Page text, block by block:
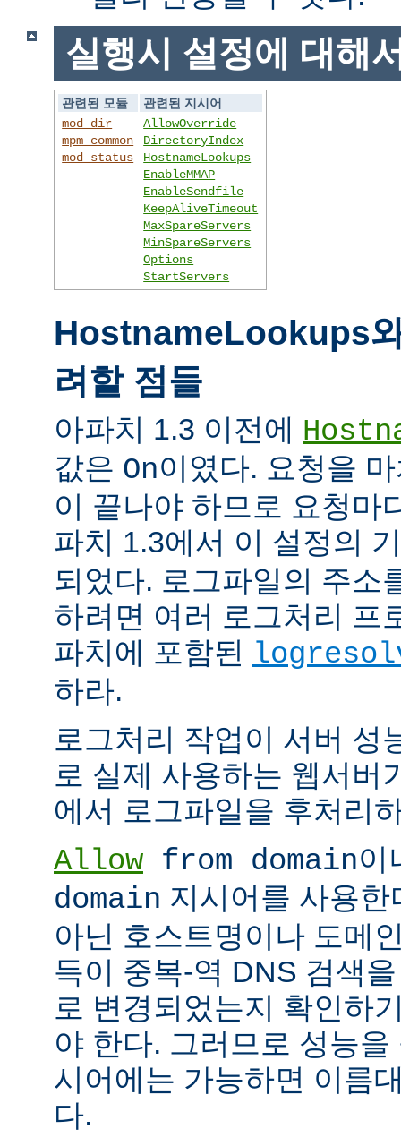
실행시 설정에 대해
관련된 모듈
관련된 지시어
mod_dir
mpm_common
mod_status
AllowOverride
DirectoryIndex
HostnameLookups
EnableMMAP
EnableSendfile
KeepAliveTimeout
MaxSpareServers
MinSpareServers
Options
StartServers
HostnameLookups
려할 점들
아파치 1.3 이전에
값은 On이였다. 요청을
이 끝나야 하므로 요청마
파치 1.3에서 이 설정의
되었다. 로그파일의 주소
하려면 여러 로그처리 프
파치에 포함된
하라.
로그처리 작업이 서버 성
로 실제 사용하는 웹서버
에서 로그파일을 후처리
Allow from domain이
domain 지시어를 사용
아닌 호스트명이나 도메
득이 중복-역 DNS 검색
로 변경되었는지 확인하
야 한다. 그러므로 성능
시어에는 가능하면 이름
다.